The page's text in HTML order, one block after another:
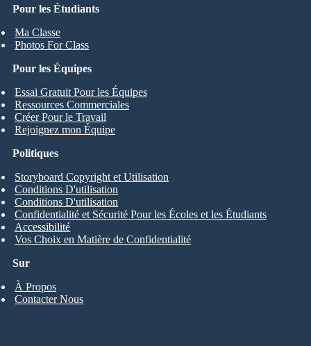
Pour les Étudiants
Ma Classe
Photos For Class
Pour les Équipes
Essai Gratuit Pour les Équipes
Ressources Commerciales
Créer Pour le Travail
Rejoignez mon Équipe
Sur
À Propos
Contacter Nous
Politiques
Storyboard Copyright et Utilisation
Conditions D'utilisation
Conditions D'utilisation
Confidentialité et Sécurité Pour les Écoles et les Étudiants
Accessibilité
Vos Choix en Matière de Confidentialité